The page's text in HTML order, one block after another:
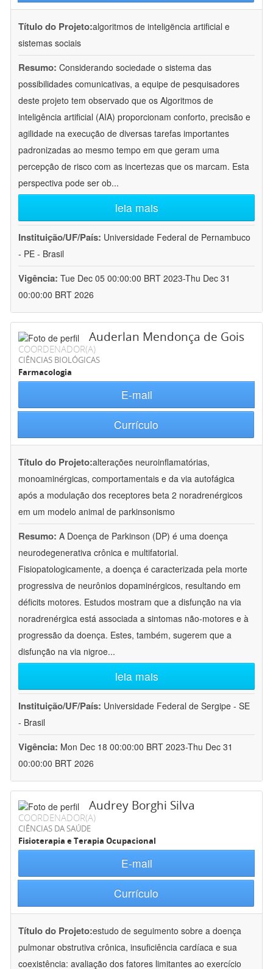
Título do Projeto:algoritmos de inteligëncia artificial e
sistemas sociais
Resumo: Considerando sociedade o sistema das
possibilidades comunicativas, a equipe de pesquisadores
deste projeto tem observado que os Algoritmos de
inteligência artificial (AIA) proporcionam conforto, precisão e
agilidade na execução de diversas tarefas importantes
padronizadas ao mesmo tempo em que geram uma
percepção de risco com as incertezas que os marcam. Esta
perspectiva pode ser ob...
leia mais
Instituição/UF/País: Universidade Federal de Pernambuco
- PE - Brasil
Vigência: Tue Dec 05 00:00:00 BRT 2023-Thu Dec 31
00:00:00 BRT 2026
Auderlan Mendonça de Gois
COORDENADOR(A)
CIÊNCIAS BIOLÓGICAS
Farmacologia
E-mail
Currículo
Título do Projeto:alterações neuroinflamatórias,
monoaminérgicas, comportamentais e da via autofágica
após a modulação dos receptores beta 2 noradrenérgicos
em um modelo animal de parkinsonismo
Resumo: A Doença de Parkinson (DP) é uma doença
neurodegenerativa crônica e multifatorial.
Fisiopatologicamente, a doença é caracterizada pela morte
progressiva de neurônios dopaminérgicos, resultando em
déficits motores. Estudos mostram que a disfunção na via
noradrenérgica está associada a sintomas não-motores e à
progressão da doença. Estes, também, sugerem que a
disfunção na via nigroe...
leia mais
Instituição/UF/País: Universidade Federal de Sergipe - SE
- Brasil
Vigência: Mon Dec 18 00:00:00 BRT 2023-Thu Dec 31
00:00:00 BRT 2026
Audrey Borghi Silva
COORDENADOR(A)
CIÊNCIAS DA SAÚDE
Fisioterapia e Terapia Ocupacional
E-mail
Currículo
Título do Projeto:estudo de seguimento sobre a doença
pulmonar obstrutiva crônica, insuficiência cardíaca e sua
coexistência: avaliação dos fatores limitantes ao exercício